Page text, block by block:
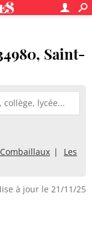
Saint-
Combaillaux
Les
à jour le 21/11/25